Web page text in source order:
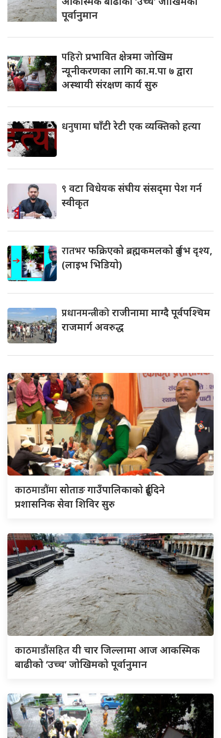
पूर्वानुमान
पहिरोप्रभावित क्षेत्रमा जोखिम
न्यूनीकरणका लागि का.म.पा ७ द्वारा
अस्थायी संरक्षण कार्य सुरु
धनुषामाघाँटी रेटी एक व्यक्तिको हत्या
९ वटा विधेयक संघीय संसद्‌मा पेश गर्न
स्वीकृत
रातभरफक्रिएको ब्रह्मकमलको दुर्लभ दृश्य,
(लाइभ भिडियो)
प्रधानमन्त्रीकोराजीनामा माग्दै पूर्वपश्चिम
राजमार्ग अवरुद्ध
काठमाडौंमासोताङ गाउँपालिकाको दुईदिने
प्रशासनिक सेवा शिविर सुरु
काठमाडौंसहितयी चार जिल्लामा आज आकस्मिक
बाढीको ‘उच्च’ जोखिमको पूर्वानुमान